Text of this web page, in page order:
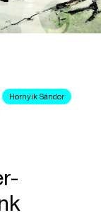
Hornyik Sándor